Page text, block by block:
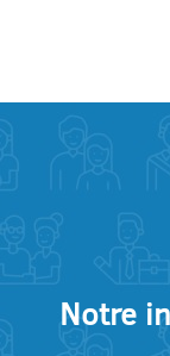
Notre